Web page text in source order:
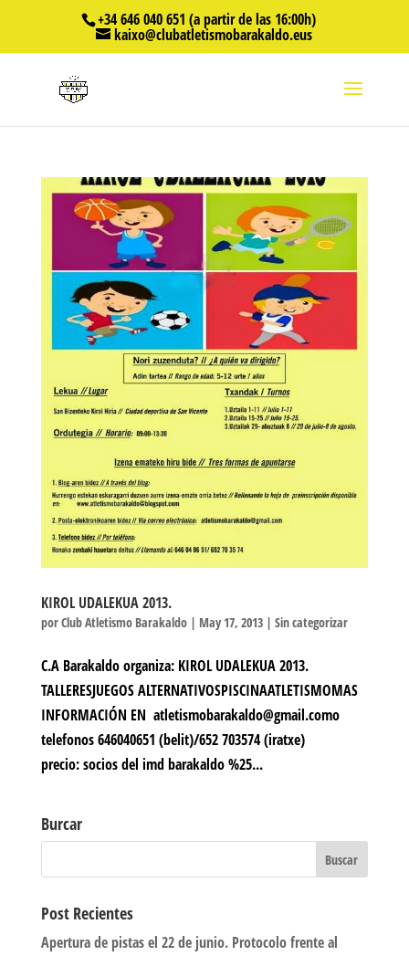
+34 646 040 651 (a partir de las 16:00h)
kaixo@clubatletismobarakaldo.eus
KIROL UDALEKUA 2013.
porClub Atletismo Barakaldo| May 17, 2013| Sin categorizar
C.A Barakaldo organiza: KIROL UDALEKUA 2013.
TALLERESJUEGOS ALTERNATIVOSPISCINAATLETISMOMAS
INFORMACIÓN EN atletismobarakaldo@gmail.como
telefonos 646040651 (belit)/652 703574 (iratxe)
precio: socios del imd barakaldo %25...
Burcar
Post Recientes
Apertura de pistas el 22 de junio. Protocolo frente al